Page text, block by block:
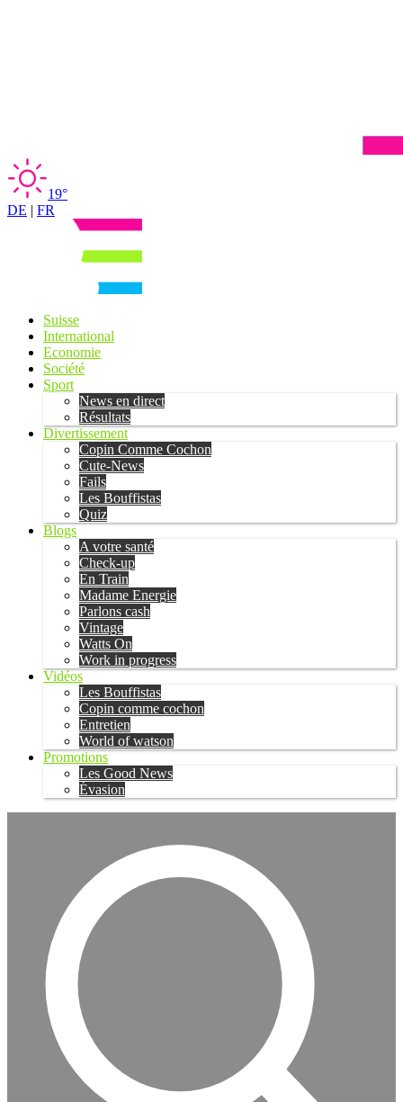
19°
DE | FR
Suisse
International
Economie
Société
Sport
News en direct
Résultats
Divertissement
Copin Comme Cochon
Cute-News
Fails
Les Bouffistas
Quiz
Blogs
A votre santé
Check-up
En Train
Madame Energie
Parlons cash
Vintage
Watts On
Work in progress
Vidéos
Les Bouffistas
Copin comme cochon
Entretien
World of watson
Promotions
Les Good News
Évasion